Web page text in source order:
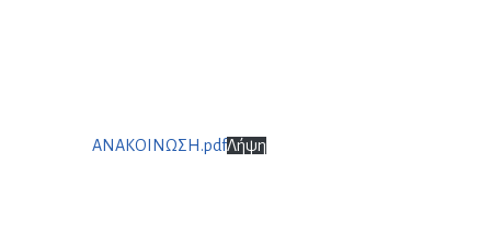
ΑΝΑΚΟΙΝΩΣΗ.pdfΛήψη